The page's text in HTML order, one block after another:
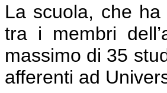
La scuola, che
tra i membri
massimo di 35
afferenti ad